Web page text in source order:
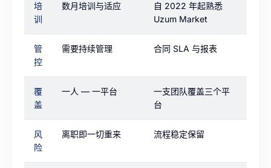
培
训
数月培训与适应
自 2022 年起熟悉
Uzum Market
管
控
需要持续管理 合同 SLA 与报表
覆
盖
一人 — 一平台
一支团队覆盖三个平
台
风
险
离职即一切重来 流程稳定保留